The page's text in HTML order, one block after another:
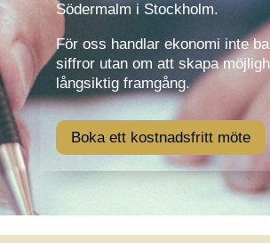
Södermalm i Stockholm.
För oss handlar ekonomi inte
siffror utan om att skapa
långsiktig framgång.
Boka ett kostnadsfritt möte